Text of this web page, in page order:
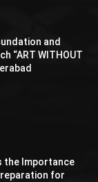
and
“ART WITHOUT
the Importance
for